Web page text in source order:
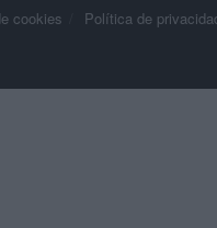
cookies Política de